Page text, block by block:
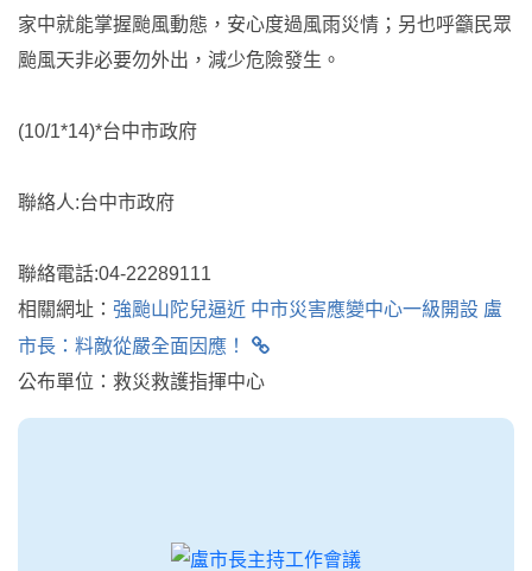
家中就能掌握颱風動態，安心度過風雨災情；另也呼籲民眾
颱風天非必要勿外出，減少危險發生。
(10/1*14)*台中市政府
聯絡人:台中市政府
聯絡電話:04-22289111
相關網址： 強颱山陀兒逼近 中市災害應變中心一級開設 盧
市長：料敵從嚴全面因應！
公布單位：救災救護指揮中心